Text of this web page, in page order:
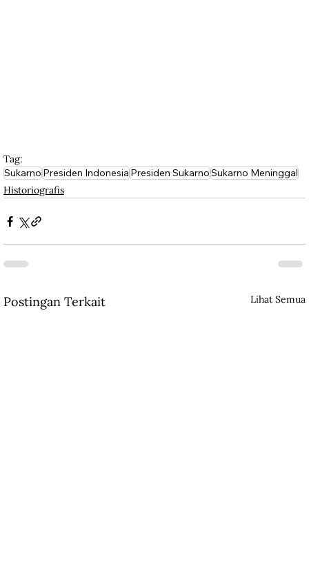
Tag:
SukarnoPresiden IndonesiaPresiden SukarnoSukarno Meninggal
Historiografis
Postingan Terkait Lihat Semua